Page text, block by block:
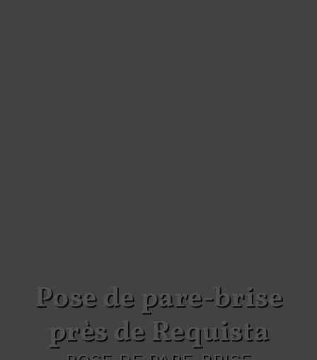
Pose de pare-brise
près de Requista